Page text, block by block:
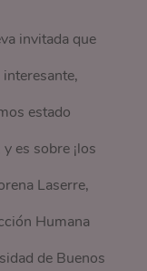
invitada que
estado
es sobre ¡los
Laserre,
Humana
de Buenos